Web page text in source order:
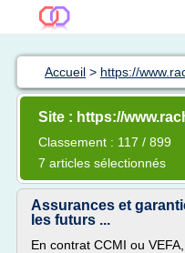
Accueil > https://
Site : https://
Classement : 117 / 899
7 articles sélectionnés
Assurances et
les futurs ...
En contrat CCMI ou